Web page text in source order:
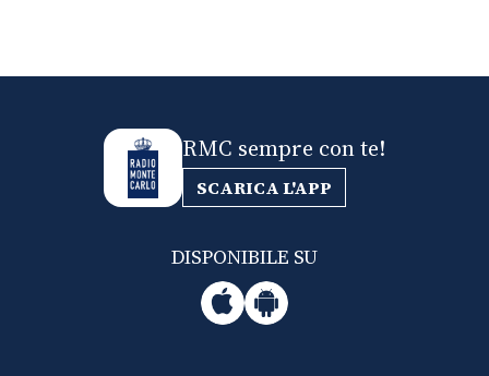
RMC sempre con te!
SCARICA L'APP
DISPONIBILE SU